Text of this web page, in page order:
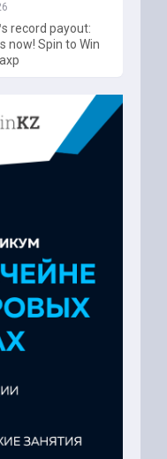
record payout:
now! Spin to Win